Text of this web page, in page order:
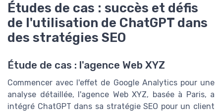
Études de cas : succès et défis
de l'utilisation de ChatGPT dans
des stratégies SEO
Étude de cas : l'agence Web XYZ
Commencer avec l'effet de Google Analyticspour une
analyse détaillée, l'agence Web XYZ, basée à Paris, a
intégré ChatGPT dans sa stratégie SEO pour un client